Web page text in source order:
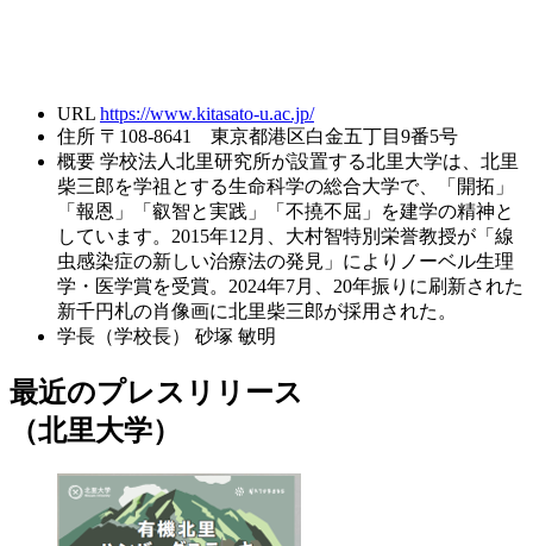
URL https://www.kitasato-u.ac.jp/
住所 〒108-8641 東京都港区白金五丁目9番5号
概要 学校法人北里研究所が設置する北里大学は、北里
柴三郎を学祖とする生命科学の総合大学で、「開拓」
「報恩」「叡智と実践」「不撓不屈」を建学の精神と
しています。2015年12月、大村智特別栄誉教授が「線
虫感染症の新しい治療法の発見」によりノーベル生理
学・医学賞を受賞。2024年7月、20年振りに刷新された
新千円札の肖像画に北里柴三郎が採用された。
学長（学校長）
砂塚 敏明
最近のプレスリリース
（北里大学）